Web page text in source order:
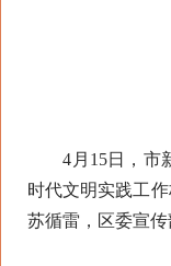
4月15日，市新
时代文明实践工
苏循雷，区委宣